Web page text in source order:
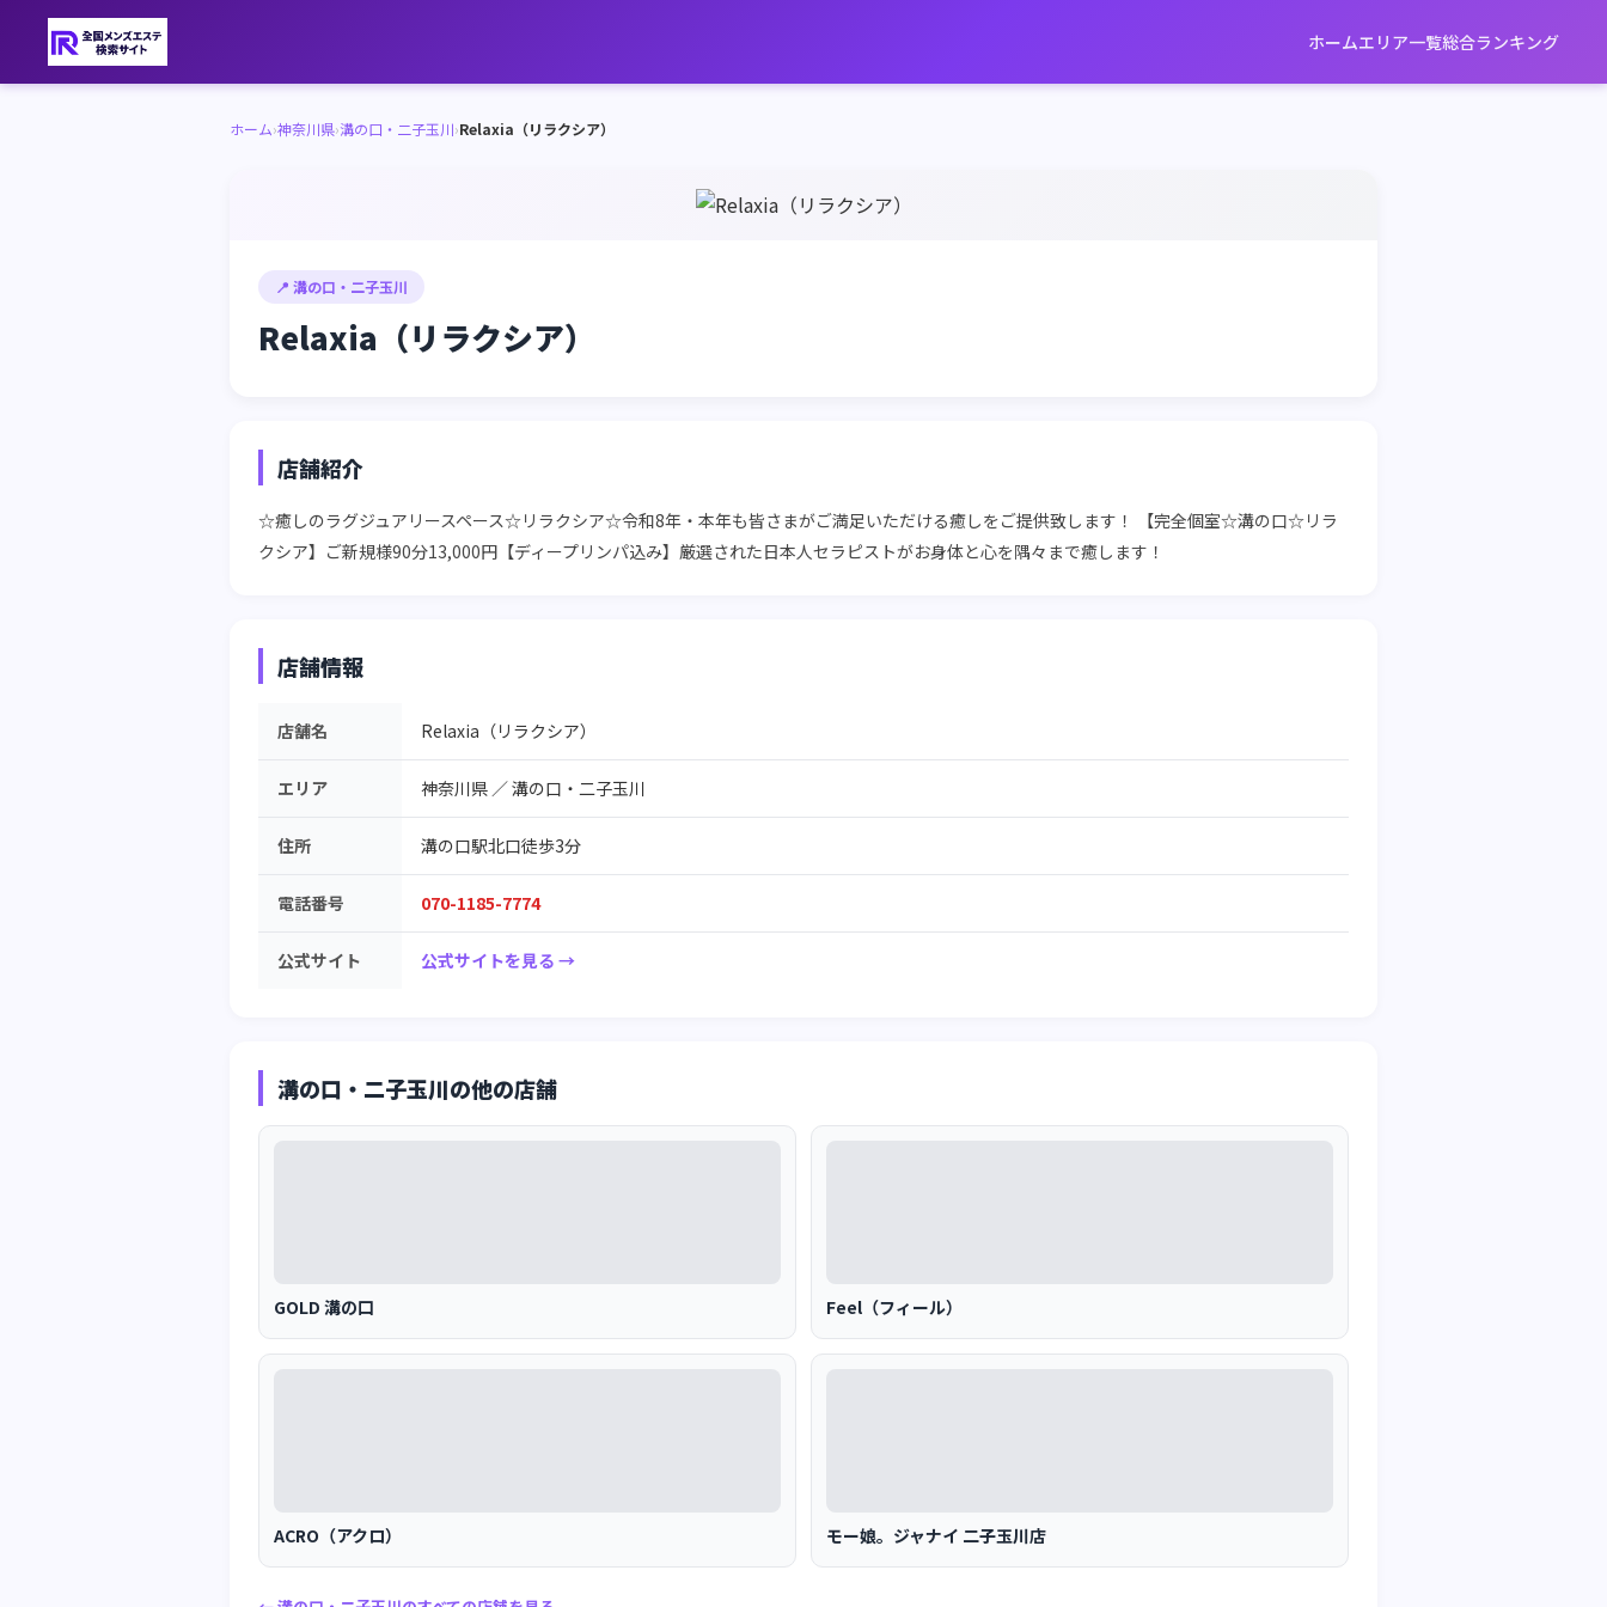
ホームエリア一覧総合ランキング
ホーム›神奈川県›溝の口・二子玉川›Relaxia（リラクシア）
📍 溝の口・二子玉川
Relaxia（リラクシア）
店舗紹介
☆癒しのラグジュアリースペース☆リラクシア☆令和8年・本年も皆さまがご満足いただける癒しをご提供致します！ 【完全個室☆溝の口☆リラ
クシア】ご新規様90分13,000円【ディープリンパ込み】厳選された日本人セラピストがお身体と心を隅々まで癒します！
店舗情報
店舗名 Relaxia（リラクシア）
エリア 神奈川県 ／溝の口・二子玉川
住所 溝の口駅北口徒歩3分
電話番号 070-1185-7774
公式サイト 公式サイトを見る →
溝の口・二子玉川の他の店舗
GOLD 溝の口 Feel（フィール）
ACRO（アクロ） モー娘。ジャナイ 二子玉川店